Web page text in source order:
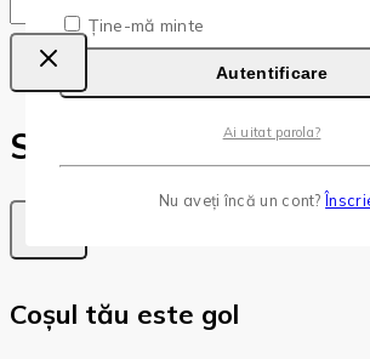
Ține-mă minte
Autentificare
Ai uitat parola?
Nu aveți încă un cont?
Shopping Cart
Coșul tău este gol